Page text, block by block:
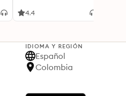
4.4
IDIOMA Y REGIÓN
Español
Colombia